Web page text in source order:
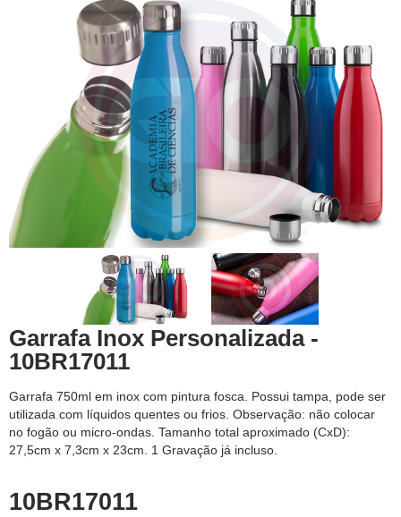
Garrafa Inox Personalizada -
10BR17011
Garrafa 750ml em inox com pintura fosca. Possui tampa, pode ser
utilizada com líquidos quentes ou frios. Observação: não colocar
no fogão ou micro-ondas. Tamanho total aproximado (CxD):
27,5cm x 7,3cm x 23cm. 1 Gravação já incluso.
10BR17011